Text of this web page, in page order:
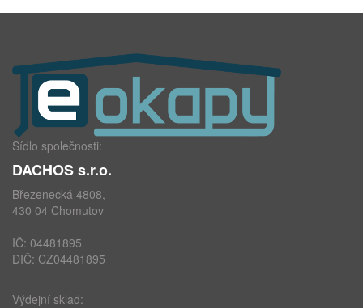
Sídlo společnosti:
DACHOS s.r.o.
Březenecká 4808,
430 04 Chomutov
IČ: 04481895
DIČ: CZ04481895
Výdejní sklad: